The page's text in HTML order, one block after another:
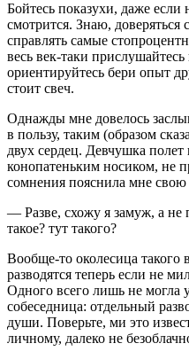
Бойтесь показухи, даже
смотрится. Знаю, доверяться
справлять самые
весь век-таки
ориентируйтесь бери опыт
стоит свеч.
Однажды мне довелось
в пользу, таким (образом
двух сердец. Девчушка
конопатеньким носиком, не
сомнения пояснила мне
— Разве, схожу я замуж, а не
такое? тут такого?
Вообще-то околесица такого
разводятся теперь если не
Одного всего лишь не могла
собеседница: отдельный
души. Поверьте, ми это
личному, далеко не